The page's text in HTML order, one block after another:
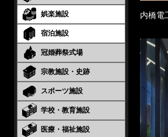
娯楽施設
宿泊施設
冠婚葬祭式場
宗教施設・史跡
スポーツ施設
学校・教育施設
医療・福祉施設
内橋電